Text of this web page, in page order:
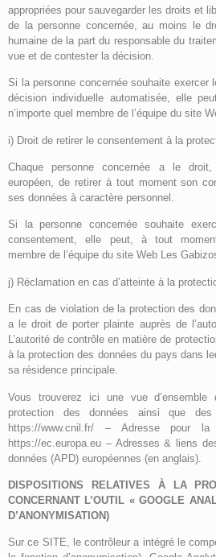
appropriées pour sauvegarder les droits et
de la personne concernée, au moins le
humaine de la part du responsable du
vue et de contester la décision.
Si la personne concernée souhaite
décision individuelle automatisée, elle
n’importe quel membre de l’équipe du site
i) Droit de retirer le consentement à la
Chaque personne concernée a le
européen, de retirer à tout moment son
ses données à caractère personnel.
Si la personne concernée souhaite
consentement, elle peut, à tout
membre de l’équipe du site Web Les
j) Réclamation en cas d’atteinte à la
En cas de violation de la protection des
a le droit de porter plainte auprès de
L’autorité de contrôle en matière de
à la protection des données du pays dans
sa résidence principale.
Vous trouverez ici une vue d’ensemble
protection des données ainsi que
https://www.cnil.fr/ – Adresse pour
https://ec.europa.eu – Adresses & liens
données (APD) européennes (en anglais).
DISPOSITIONS RELATIVES À LA
CONCERNANT L’OUTIL « GOOGLE
D’ANONYMISATION)
Sur ce SITE, le contrôleur a intégré le